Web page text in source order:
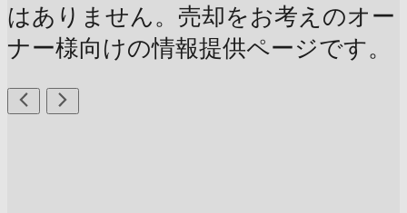
はありません。売却をお考えのオー
ナー様向けの情報提供ページです。